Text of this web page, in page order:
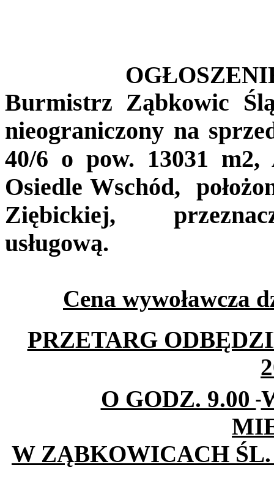
Burmistrz Ząbkowic
nieograniczony na
40/6 o pow. 13031
Osiedle Wschód,
Ziębickiej,
usługową.
Cena wywoławcza
PRZETARG
O GODZ. 9.00
W ZĄBKOWICACH ŚL.